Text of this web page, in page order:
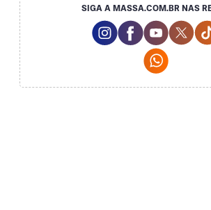
SIGA A MASSA.COM.BR NAS
Instagram Social
Facebook